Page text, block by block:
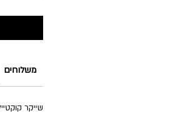
משלוחים
שייקר קוקטיילים